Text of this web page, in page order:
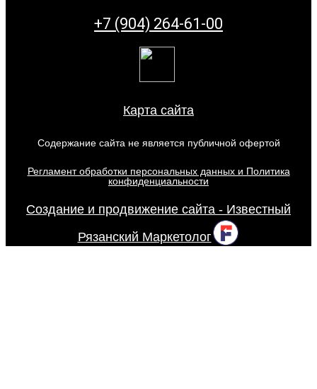
+7 (904) 264-61-00
Карта сайта
Содержание сайта не является публичной офертой
Регламент обработки персональных данных и Политика
конфиденциальности
Создание и продвижение сайта - Известный
Рязанский Маркетолог